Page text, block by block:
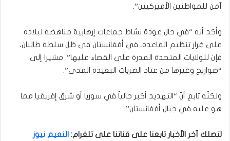
آمن للمواطنين الأميركيين”.
وأكد أنه “في حال عودة نشاط جماعات إرهابية مناهضة لبلاده.
على غرار تنظيم القاعدة، في أفغانستان في ظل سلطة طالبان،
فإن للولايات المتحدة القدرة على القضاء عليها”. مشيرا إلى
“صواريخ وغيرها من عتاد الضربات البعيدة المدى”.
ولكنّه تابع أنّ “التهديد أكبر حالياً في سوريا أو شرق إفريقيا مما
هو عليه في جبال أفغانستان”.
لتصلك آخر الأخبار تابعنا على قناتنا على تلغرام: النعيم نيوز